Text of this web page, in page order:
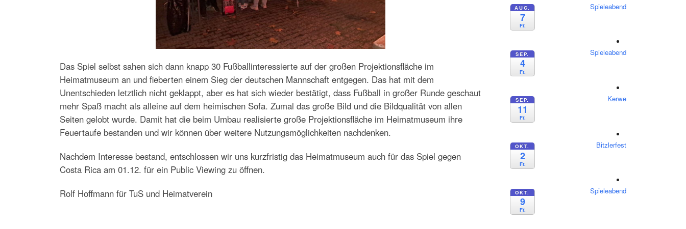
Das Spiel selbst sahen sich dann knapp 30 Fußballinteressierte auf der großen Projektionsfläche im
Heimatmuseum an und fieberten einem Sieg der deutschen Mannschaft entgegen. Das hat mit dem
Unentschieden letztlich nicht geklappt, aber es hat sich wieder bestätigt, dass Fußball in großer Runde geschaut
mehr Spaß macht als alleine auf dem heimischen Sofa. Zumal das große Bild und die Bildqualität von allen
Seiten gelobt wurde. Damit hat die beim Umbau realisierte große Projektionsfläche im Heimatmuseum ihre
Feuertaufe bestanden und wir können über weitere Nutzungsmöglichkeiten nachdenken.
Nachdem Interesse bestand, entschlossen wir uns kurzfristig das Heimatmuseum auch für das Spiel gegen
Costa Rica am 01.12. für ein Public Viewing zu öffnen.
Rolf Hoffmann für TuS und Heimatverein
AUG.
7
Fr.
Spieleabend
SEP.
4
Fr.
Spieleabend
SEP.
11
Fr.
Kerwe
OKT.
2
Fr.
Bitzlerfest
OKT.
9
Fr.
Spieleabend